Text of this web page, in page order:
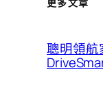
聰明領航